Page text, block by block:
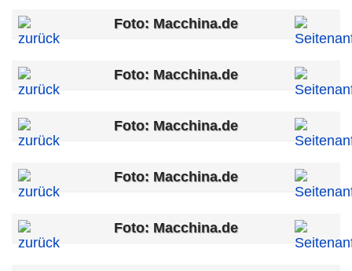
Foto: Macchina.de
Foto: Macchina.de
Foto: Macchina.de
Foto: Macchina.de
Foto: Macchina.de